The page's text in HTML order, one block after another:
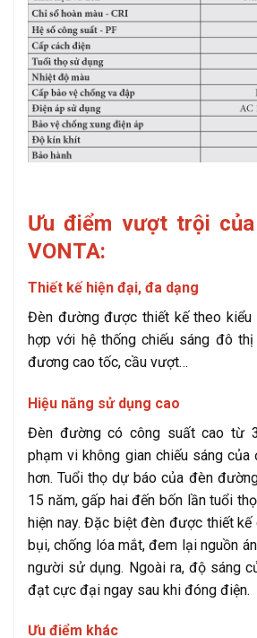
Ưu điểm vượt trội
VONTA:
Thiết kế hiện đại, đa dạng
Đèn đường được thiết kế theo kiểu
hợp với hệ thống chiếu sáng đô
đương cao tốc, cầu vượt…
Hiệu năng sử dụng cao
Đèn đường có công suất cao từ
phạm vi không gian chiếu sáng
hơn. Tuổi thọ dự báo của đèn
15 năm, gấp hai đến bốn lần tuổi
hiện nay. Đặc biệt đèn được thiết kế
bụi, chống lóa mắt, đem lại nguồn
người sử dụng. Ngoài ra, độ sáng
đạt cực đại ngay sau khi đóng điện.
Ưu điểm khác